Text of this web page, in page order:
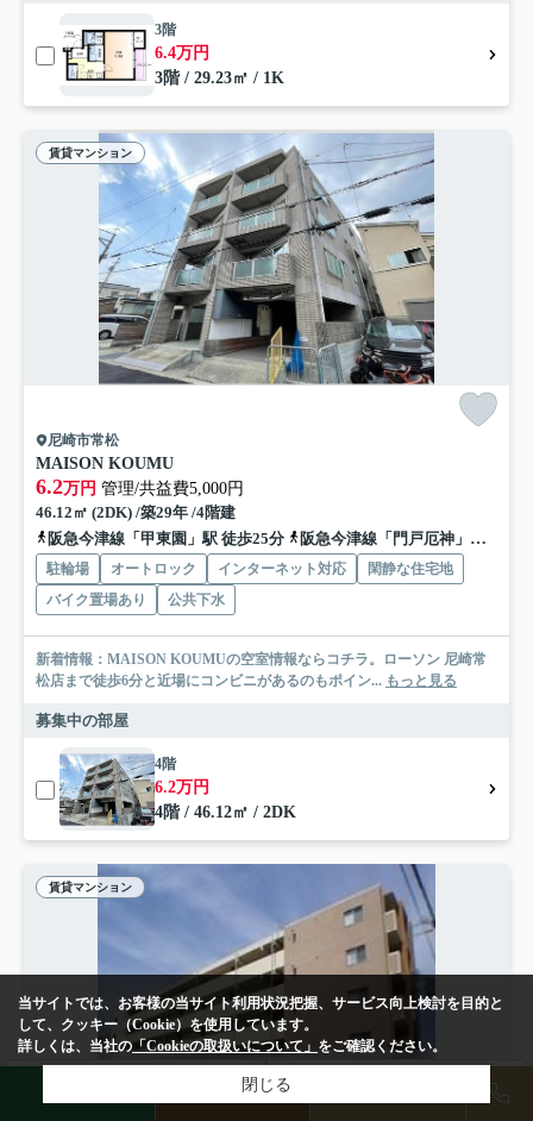
物件検索
3階
6.4万円
3階 / 29.23㎡ / 1K
賃貸マンション
尼崎市常松
MAISON KOUMU
6.2万円 管理/共益費5,000円
46.12㎡ (2DK) /築29年 /4階建
阪急今津線「甲東園」駅 徒歩25分
阪急今津線「門戸厄神」駅 徒歩28分
駐輪場 オートロック インターネット対応
閑静な住宅地
バイク置場あり
公共下水
新着情報：MAISON KOUMUの空室情報ならコチラ。ローソン 尼崎常
松店まで徒歩6分と近場にコンビニがあるのもポイン... もっと見る
募集中の部屋
4階
6.2万円
4階 / 46.12㎡ / 2DK
賃貸マンション
当サイトでは、お客様の当サイト利用状況把握、サービス向上検討を目的と
して、クッキー（Cookie）を使用しています。
詳しくは、当社の「Cookieの取扱いについて」 をご確認ください。
閉じる